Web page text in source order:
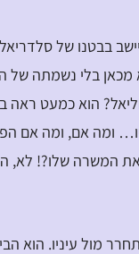
בבטנו של
מכאן בלי נשמתה של
הוא כמעט ראה
ומה אם, ומה אם
את המשרה שלו?! לא,
מול עיניו. הוא